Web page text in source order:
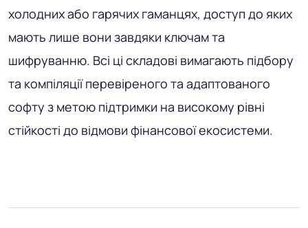
холодних або гарячих гаманцях, доступ до яких
мають лише вони завдяки ключам та
шифруванню. Всі ці складові вимагають підбору
та компіляції перевіреного та адаптованого
софту з метою підтримки на високому рівні
стійкості до відмови фінансової екосистеми.